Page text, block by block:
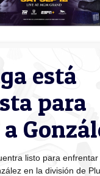
está
para
listo para
en la división de